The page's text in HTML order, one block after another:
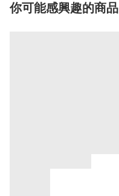
你可能感興趣的商品